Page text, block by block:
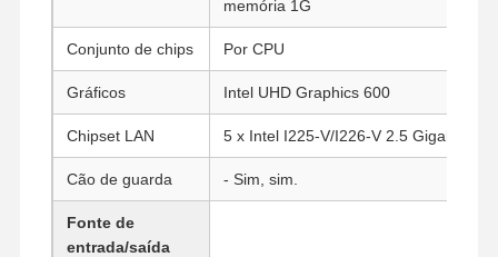
memória 1G
Conjunto de chips Por CPU
Gráficos Intel UHD Graphics 600
Chipset LAN 5 x Intel I225-V/I226-V 2.5 Gigabit LAN
Cão de guarda - Sim, sim.
Fonte de
entrada/saída